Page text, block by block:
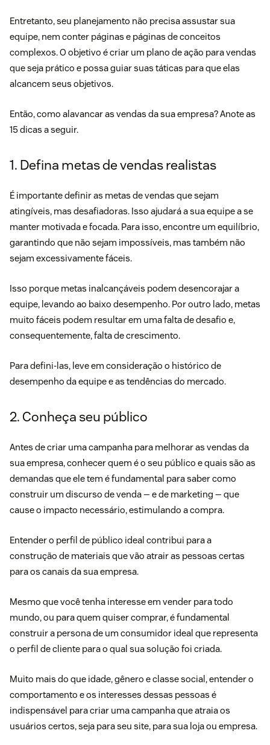
Entretanto, seu planejamento não precisa assustar sua
equipe, nem conter páginas e páginas de conceitos
complexos. O objetivo é criar um plano de ação para vendas
que seja prático e possa guiar suas táticas para que elas
alcancem seus objetivos.
Então, como alavancar as vendas da sua empresa? Anote as
15 dicas a seguir.
1. Defina metas de vendas realistas
É importante definir as metas de vendas que sejam
atingíveis, mas desafiadoras. Isso ajudará a sua equipe a se
manter motivada e focada. Para isso, encontre um equilíbrio,
garantindo que não sejam impossíveis, mas também não
sejam excessivamente fáceis.
Isso porque metas inalcançáveis podem desencorajar a
equipe, levando ao baixo desempenho. Por outro lado, metas
muito fáceis podem resultar em uma falta de desafio e,
consequentemente, falta de crescimento.
Para defini-las, leve em consideração o histórico de
desempenho da equipe e as tendências do mercado.
2. Conheça seu público
Antes de criar uma campanha para melhorar as vendas da
sua empresa, conhecer quem é o seu público e quais são as
demandas que ele tem é fundamental para saber como
construir um discurso de venda — e de marketing — que
cause o impacto necessário, estimulando a compra.
Entender o perfil de público ideal contribui para a
construção de materiais que vão atrair as pessoas certas
para os canais da sua empresa.
Mesmo que você tenha interesse em vender para todo
mundo, ou para quem quiser comprar, é fundamental
construir a persona de um consumidor ideal que representa
o perfil de cliente para o qual sua solução foi criada.
Muito mais do que idade, gênero e classe social, entender o
comportamento e os interesses dessas pessoas é
indispensável para criar uma campanha que atraia os
usuários certos, seja para seu site, para sua loja ou empresa.